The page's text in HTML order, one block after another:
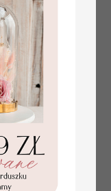
4.50 PLN